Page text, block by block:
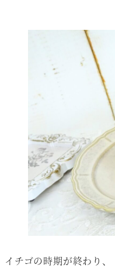
イチゴの時期が終わり、